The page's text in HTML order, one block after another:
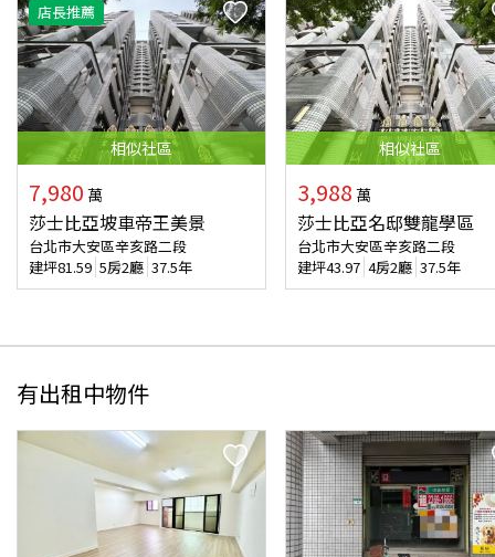
店長推薦
相似社區
7,980 萬
莎士比亞坡車帝王美景
台北市大安區辛亥路二段
建坪81.59 5房2廳 37.5年
相似社區
3,988 萬
莎士比亞名邸雙龍學區
台北市大安區辛亥路二段
建坪43.97 4房2廳 37.5年
有出租中物件